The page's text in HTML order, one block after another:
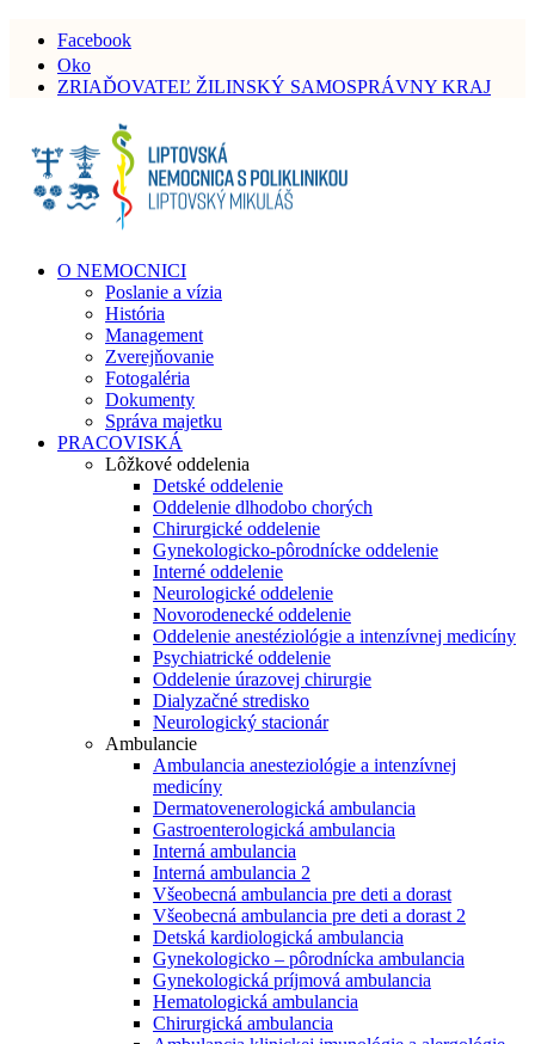
Facebook
Oko
ZRIAĎOVATEĽ ŽILINSKÝ SAMOSPRÁVNY KRAJ
O NEMOCNICI
Poslanie a vízia
História
Management
Zverejňovanie
Fotogaléria
Dokumenty
Správa majetku
PRACOVISKÁ
Lôžkové oddelenia
Detské oddelenie
Oddelenie dlhodobo chorých
Chirurgické oddelenie
Gynekologicko-pôrodnícke oddelenie
Interné oddelenie
Neurologické oddelenie
Novorodenecké oddelenie
Oddelenie anestéziológie a intenzívnej medicíny
Psychiatrické oddelenie
Oddelenie úrazovej chirurgie
Dialyzačné stredisko
Neurologický stacionár
Ambulancie
Ambulancia anesteziológie a intenzívnej
medicíny
Dermatovenerologická ambulancia
Gastroenterologická ambulancia
Interná ambulancia
Interná ambulancia 2
Všeobecná ambulancia pre deti a dorast
Všeobecná ambulancia pre deti a dorast 2
Detská kardiologická ambulancia
Gynekologicko – pôrodnícka ambulancia
Gynekologická príjmová ambulancia
Hematologická ambulancia
Chirurgická ambulancia